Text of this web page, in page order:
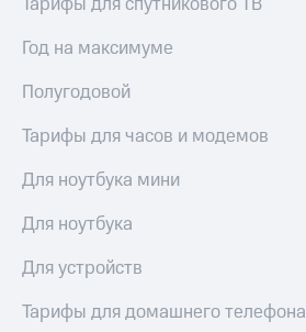
Год на максимуме
Полугодовой
Тарифы для часов и модемов
Для ноутбука мини
Для ноутбука
Для устройств
Тарифы для домашнего телефона